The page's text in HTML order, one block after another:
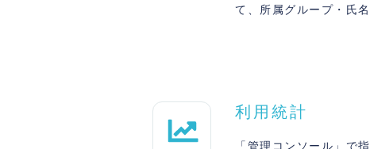
て、所属グループ・氏
利用統計
「管理コンソール」で